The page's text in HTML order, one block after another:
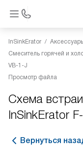
InSinkErator
Смеситель горячей и
VB-1-J
Просмотр файла
Схема
InSinkErator
Вернуться